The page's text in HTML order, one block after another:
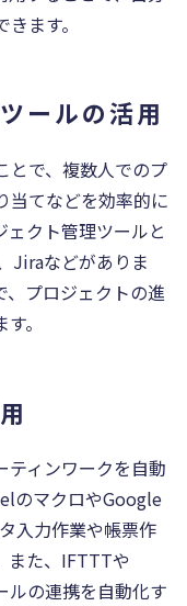
ます。
ールの活用
とで、複数人でのプ
当てなどを効率的に
クト管理ツールと
Jiraなどがありま
、プロジェクトの進
。
ティンワークを自動
のマクロやGoogle
入力作業や帳票作
また、IFTTTや
ルの連携を自動化す